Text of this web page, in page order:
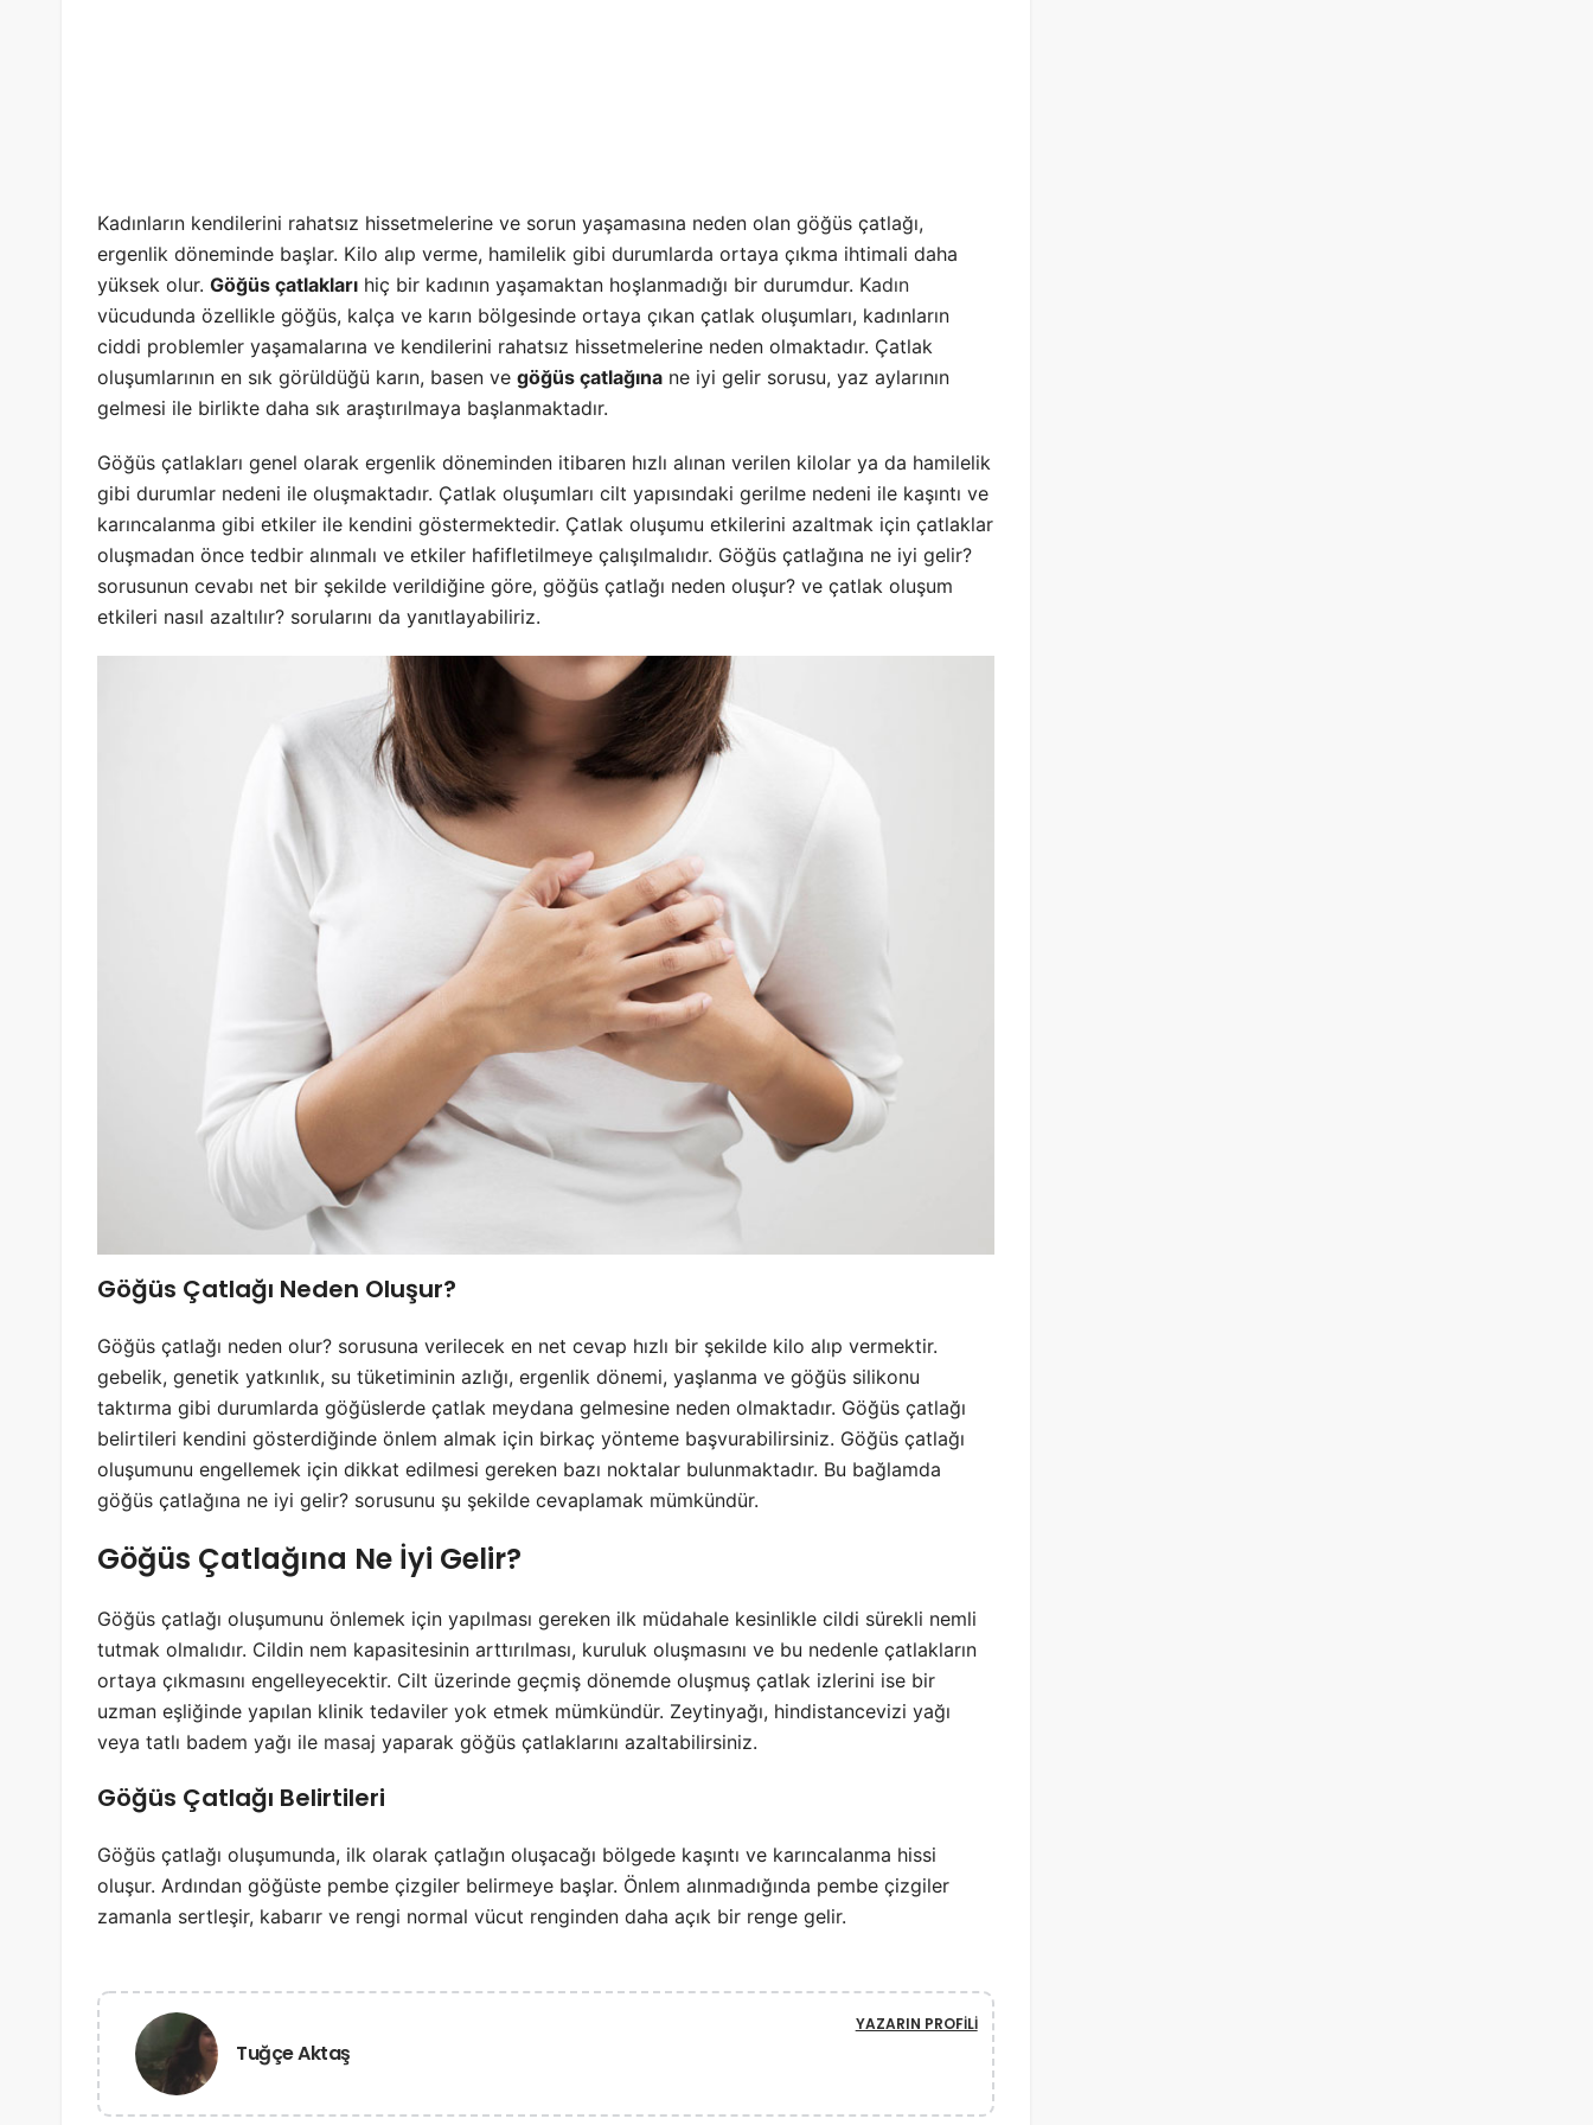
Kadınların kendilerini rahatsız hissetmelerine ve sorun yaşamasına neden olan göğüs çatlağı,
ergenlik döneminde başlar. Kilo alıp verme, hamilelik gibi durumlarda ortaya çıkma ihtimali daha
yüksek olur. Göğüs çatlakları hiç bir kadının yaşamaktan hoşlanmadığı bir durumdur. Kadın
vücudunda özellikle göğüs, kalça ve karın bölgesinde ortaya çıkan çatlak oluşumları, kadınların
ciddi problemler yaşamalarına ve kendilerini rahatsız hissetmelerine neden olmaktadır. Çatlak
oluşumlarının en sık görüldüğü karın, basen ve göğüs çatlağına ne iyi gelir sorusu, yaz aylarının
gelmesi ile birlikte daha sık araştırılmaya başlanmaktadır.
Göğüs çatlakları genel olarak ergenlik döneminden itibaren hızlı alınan verilen kilolar ya da hamilelik
gibi durumlar nedeni ile oluşmaktadır. Çatlak oluşumları cilt yapısındaki gerilme nedeni ile kaşıntı ve
karıncalanma gibi etkiler ile kendini göstermektedir. Çatlak oluşumu etkilerini azaltmak için çatlaklar
oluşmadan önce tedbir alınmalı ve etkiler hafifletilmeye çalışılmalıdır. Göğüs çatlağına ne iyi gelir?
sorusunun cevabı net bir şekilde verildiğine göre, göğüs çatlağı neden oluşur? ve çatlak oluşum
etkileri nasıl azaltılır? sorularını da yanıtlayabiliriz.
Göğüs Çatlağı Neden Oluşur?
Göğüs çatlağı neden olur? sorusuna verilecek en net cevap hızlı bir şekilde kilo alıp vermektir.
gebelik, genetik yatkınlık, su tüketiminin azlığı, ergenlik dönemi, yaşlanma ve göğüs silikonu
taktırma gibi durumlarda göğüslerde çatlak meydana gelmesine neden olmaktadır. Göğüs çatlağı
belirtileri kendini gösterdiğinde önlem almak için birkaç yönteme başvurabilirsiniz. Göğüs çatlağı
oluşumunu engellemek için dikkat edilmesi gereken bazı noktalar bulunmaktadır. Bu bağlamda
göğüs çatlağına ne iyi gelir? sorusunu şu şekilde cevaplamak mümkündür.
Göğüs Çatlağına Ne İyi Gelir?
Göğüs çatlağı oluşumunu önlemek için yapılması gereken ilk müdahale kesinlikle cildi sürekli nemli
tutmak olmalıdır. Cildin nem kapasitesinin arttırılması, kuruluk oluşmasını ve bu nedenle çatlakların
ortaya çıkmasını engelleyecektir. Cilt üzerinde geçmiş dönemde oluşmuş çatlak izlerini ise bir
uzman eşliğinde yapılan klinik tedaviler yok etmek mümkündür. Zeytinyağı, hindistancevizi yağı
veya tatlı badem yağı ile masaj yaparak göğüs çatlaklarını azaltabilirsiniz.
Göğüs Çatlağı Belirtileri
Göğüs çatlağı oluşumunda, ilk olarak çatlağın oluşacağı bölgede kaşıntı ve karıncalanma hissi
oluşur. Ardından göğüste pembe çizgiler belirmeye başlar. Önlem alınmadığında pembe çizgiler
zamanla sertleşir, kabarır ve rengi normal vücut renginden daha açık bir renge gelir.
Tuğçe Aktaş
YAZARIN PROFILI